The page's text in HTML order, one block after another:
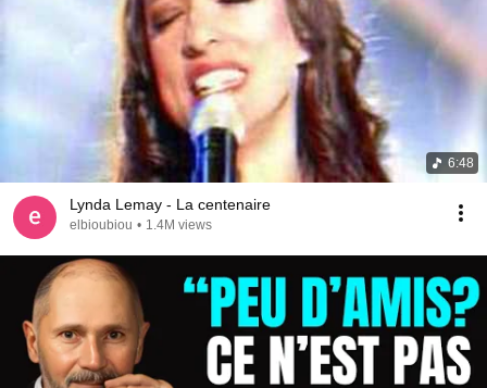
6:48
Lynda Lemay - La centenaire
elbioubiou • 1.4M views